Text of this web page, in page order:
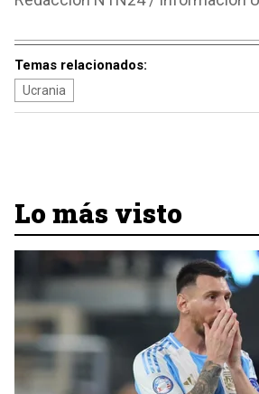
Temas relacionados:
Ucrania
Lo más visto